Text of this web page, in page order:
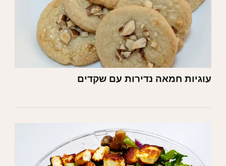
עוגיות חמאה נדירות עם שקדים